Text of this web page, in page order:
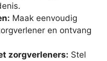
Maak eenvoudig
en ontvang
zorgverleners: Stel